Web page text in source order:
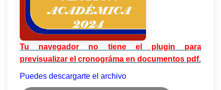
Tu navegador no tiene el plugin para
previsualizar el cronográma en documentos pdf.
Puedes descargarte el archivo